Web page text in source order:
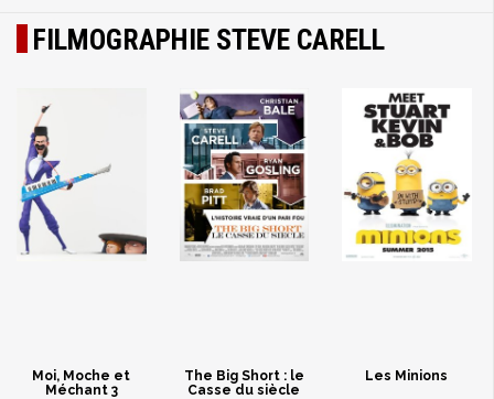
FILMOGRAPHIE STEVE CARELL
Moi, Moche et
Méchant 3
The Big Short : le
Casse du siècle
Les Minions